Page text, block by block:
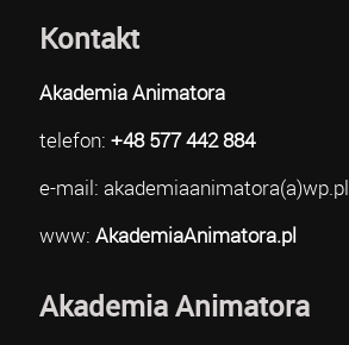
Kontakt
Akademia Animatora
telefon: +48 577 442 884
e-mail: akademiaanimatora(a)wp.pl
www: AkademiaAnimatora.pl
Akademia Animatora